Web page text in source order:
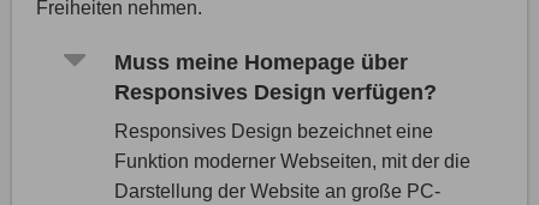
Freiheiten nehmen.
Muss meine Homepage über
Responsives Design verfügen?
Responsives Design bezeichnet eine
Funktion moderner Webseiten, mit der die
Darstellung der Website an große PC-